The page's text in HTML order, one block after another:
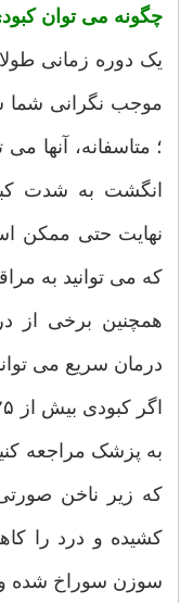
چگونه می توان
یک دوره زمانی
موجب نگرانی شما
؛ متاسفانه، آنها
انگشت به شدت
نهایت حتی ممکن
که می توانید به
همچنین برخی از
درمان سریع می
به پزشک مراجعه
که زیر ناخن
کشیده و درد را
سوزن سوراخ شده